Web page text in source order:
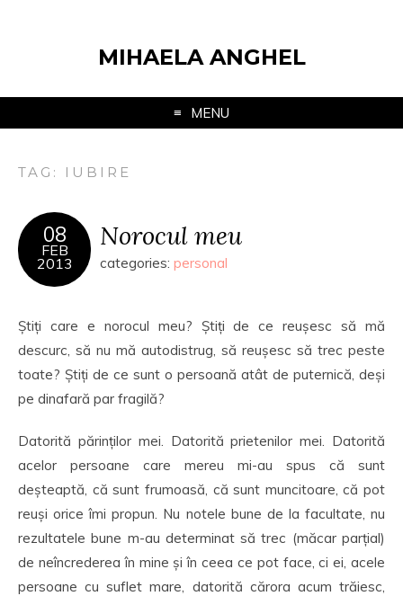
MIHAELA ANGHEL
MENU
TAG: IUBIRE
08
FEB
2013
Norocul meu
categories: personal
Știți care e norocul meu? Știți de ce reușesc să mă
descurc, să nu mă autodistrug, să reușesc să trec peste
toate? Știți de ce sunt o persoană atât de puternică, deși
pe dinafară par fragilă?
Datorită părinților mei. Datorită prietenilor mei. Datorită
acelor persoane care mereu mi-au spus că sunt
deșteaptă, că sunt frumoasă, că sunt muncitoare, că pot
reuși orice îmi propun. Nu notele bune de la facultate, nu
rezultatele bune m-au determinat să trec (măcar parțial)
de neîncrederea în mine și în ceea ce pot face, ci ei, acele
persoane cu suflet mare, datorită cărora acum trăiesc,